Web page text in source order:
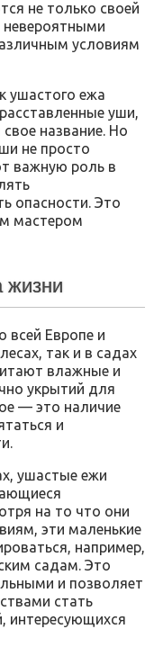
не только своей
невероятными
условиям
ушастого ежа
уши,
название. Но
не просто
важную роль в
опасности. Это
мастером
жизни
всей Европе и
так и в садах
влажные и
укрытий для
— это наличие
и
ушастые ежи
на то что они
эти маленькие
например,
садам. Это
и позволяет
стать
интересующихся